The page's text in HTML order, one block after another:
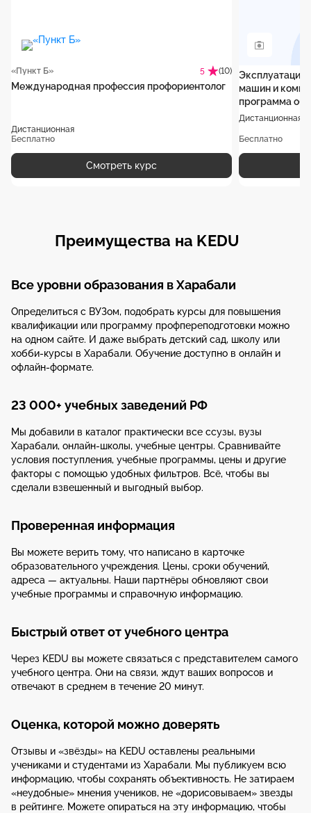
«Пункт Б» 5 (10)
Международная профессия профориентолог
Дистанционная
Бесплатно
Смотреть курс
Эксплуатация
машин и
программа
Дистанционная
Бесплатно
Преимущества на KEDU
Все уровни образования в Харабали
Определиться с ВУЗом, подобрать курсы для повышения
квалификации или программу профпереподготовки можно
на одном сайте. И даже выбрать детский сад, школу или
хобби-курсы в Харабали. Обучение доступно в онлайн и
офлайн-формате.
23 000+ учебных заведений РФ
Мы добавили в каталог практически все ссузы, вузы
Харабали, онлайн-школы, учебные центры. Сравнивайте
условия поступления, учебные программы, цены и другие
факторы с помощью удобных фильтров. Всё, чтобы вы
сделали взвешенный и выгодный выбор.
Проверенная информация
Вы можете верить тому, что написано в карточке
образовательного учреждения. Цены, сроки обучений,
адреса — актуальны. Наши партнёры обновляют свои
учебные программы и справочную информацию.
Быстрый ответ от учебного центра
Через KEDU вы можете связаться с представителем самого
учебного центра. Они на связи, ждут ваших вопросов и
отвечают в среднем в течение 20 минут.
Оценка, которой можно доверять
Отзывы и «звёзды» на KEDU оставлены реальными
учениками и студентами из Харабали. Мы публикуем всю
информацию, чтобы сохранять объективность. Не затираем
«неудобные» мнения учеников, не «дорисовываем» звезды
в рейтинге. Можете опираться на эту информацию, чтобы